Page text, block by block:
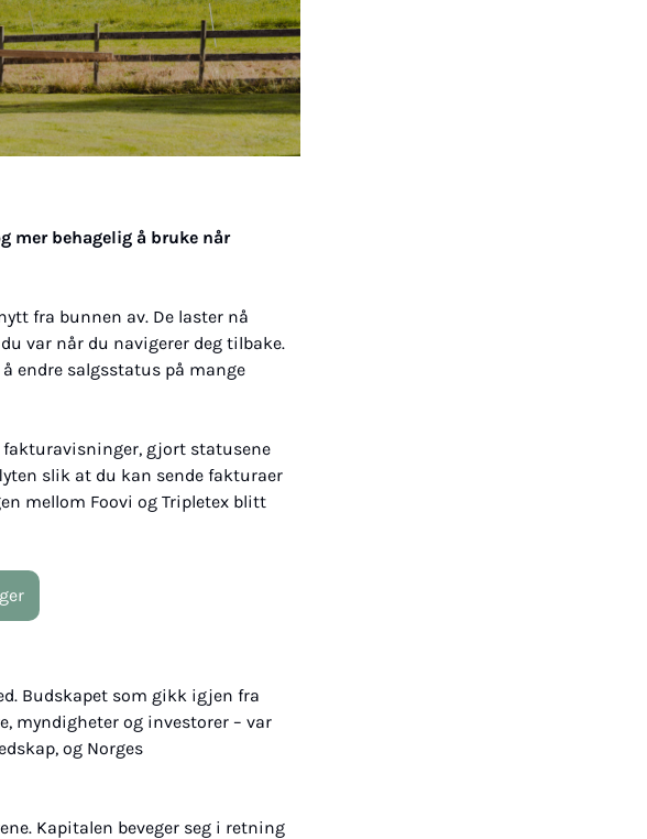
mer behagelig å bruke når
fra bunnen av. De laster nå
var når du navigerer deg tilbake.
endre salgsstatus på mange
fakturavisninger, gjort statusene
slik at du kan sende fakturaer
mellom Foovi og Tripletex blitt
Budskapet som gikk igjen fra
myndigheter og investorer – var
og Norges
Kapitalen beveger seg i retning